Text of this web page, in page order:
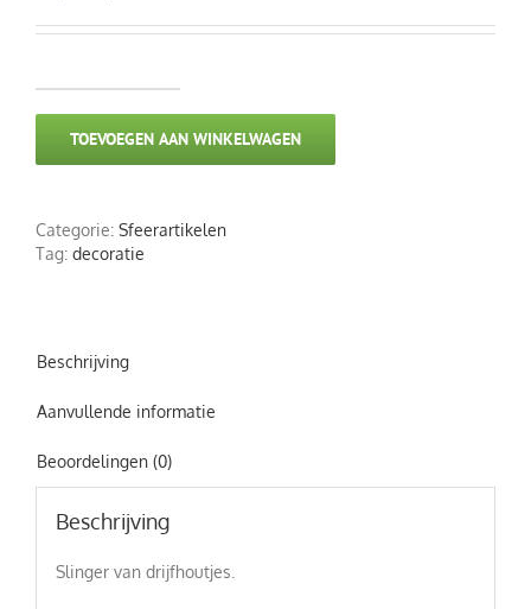
drijfhoutjes
lengte
cm
aantal
TOEVOEGEN AAN WINKELWAGEN
Categorie: Sfeerartikelen
Tag: decoratie
Beschrijving
Aanvullende informatie
Beoordelingen (0)
Beschrijving
Slinger van drijfhoutjes.